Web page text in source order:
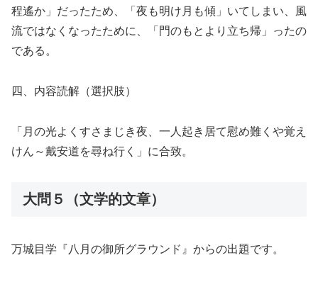
程遙か」だったため、「夜も明け月も傾」いてしまい、風
流ではなくなったために、「門のもとより立ち帰」ったの
である。
四、内容読解（選択肢）
「月の光よくすさまじき夜、一人起き居て慰め難くや覚え
けん～戴安道を尋ね行く」に合致。
大問５（文学的文章）
万城目学『八月の御所グラウンド』からの出題です。